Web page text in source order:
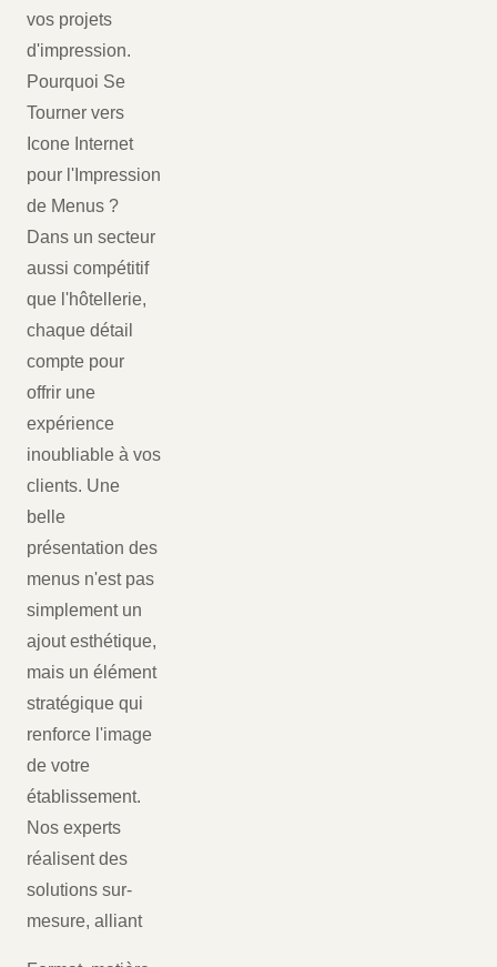
vos projets
d'impression.
Pourquoi Se
Tourner vers
Icone Internet
pour l'Impression
de Menus ?
Dans un secteur
aussi compétitif
que l'hôtellerie,
chaque détail
compte pour
offrir une
expérience
inoubliable à vos
clients. Une
belle
présentation des
menus n'est pas
simplement un
ajout esthétique,
mais un élément
stratégique qui
renforce l'image
de votre
établissement.
Nos experts
réalisent des
solutions sur-
mesure, alliant